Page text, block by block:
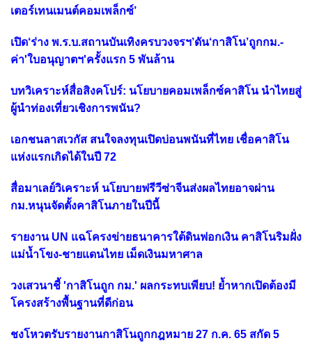
เตอร์เทนเมนต์คอมเพล็กซ์’
เปิด‘ร่าง พ.ร.บ.สถานบันเทิงครบวงจรฯ’ดัน‘กาสิโน’ถูกกม.-
ค่า'ใบอนุญาตฯ'ครั้งแรก 5 พันล้าน
บทวิเคราะห์สื่อสิงคโปร์: นโยบายคอมเพล็กซ์คาสิโน นำไทยสู่
ผู้นำท่องเที่ยวเชิงการพนัน?
เอกชนลาสเวกัส สนใจลงทุนเปิดบ่อนพนันที่ไทย เชื่อคาสิโน
แห่งแรกเกิดได้ในปี 72
สื่อมาเลย์วิเคราะห์ นโยบายฟรีวีซ่าจีนส่งผลไทยอาจผ่าน
กม.หนุนจัดตั้งคาสิโนภายในปีนี้
รายงาน UN แฉโครงข่ายธนาคารใต้ดินฟอกเงิน คาสิโนริมฝั่ง
แม่น้ำโขง-ชายแดนไทย เม็ดเงินมหาศาล
วงเสวนาชี้ 'กาสิโนถูก กม.' ผลกระทบเพียบ! ย้ำหากเปิดต้องมี
โครงสร้างพื้นฐานที่ดีก่อน
ชงโหวตรับรายงานกาสิโนถูกกฎหมาย 27 ก.ค. 65 สกัด 5